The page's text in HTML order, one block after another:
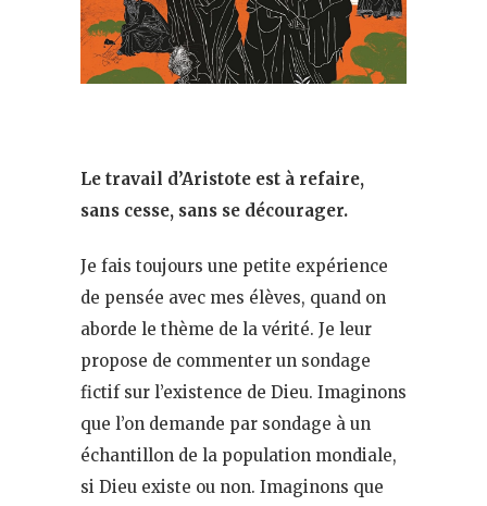
Le travail d’Aristote est à refaire,
sans cesse, sans se décourager.
Je fais toujours une petite expérience
de pensée avec mes élèves, quand on
aborde le thème de la vérité. Je leur
propose de commenter un sondage
fictif sur l’existence de Dieu. Imaginons
que l’on demande par sondage à un
échantillon de la population mondiale,
si Dieu existe ou non. Imaginons que